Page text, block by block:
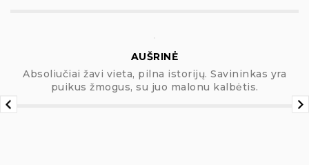
Absoliučiai žavi vieta, pilna istorijų. Savininkas yra
puikus žmogus, su juo malonu kalbėtis.
AUŠRINĖ